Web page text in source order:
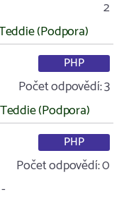
2
(Podpora)
PHP
Počet odpovědí:3
Teddie (Podpora)
PHP
Počet odpovědí:0
-